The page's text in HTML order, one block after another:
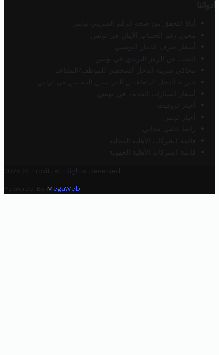
أدواتنا
أداة التحقق من صحة الرقم الضريبي تونس
محول رقم الحساب الآيبان في تونس
أسعار صرف الدينار التونسي
البحث عن الرمز البريدي في تونس
محاكي ضريبة الدخل الشخصي للموظف/المتقاعد
ضريبة الدخل للمتقاعدين الفرنسيين المقيمين في تونس
أسعار السيارات الجديدة في تونس
أخبار تروفيت
أخبار تونس
رابط خلفي مجاني
قائمة الشركات الأهلية المحلية
قائمة الشركات الأهلية الجهوية
2025 © Trovit. All Rights Reserved.
Powered By MegaWeb